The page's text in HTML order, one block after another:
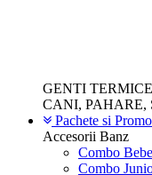
GENTI TERMICE
CANI, PAHARE,
Pachete si
Accesorii Banz
Combo
Combo